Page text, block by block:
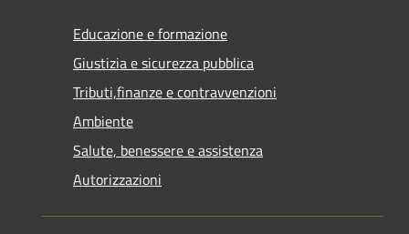
Educazione e formazione
Giustizia e sicurezza pubblica
Tributi,finanze e contravvenzioni
Ambiente
Salute, benessere e assistenza
Autorizzazioni